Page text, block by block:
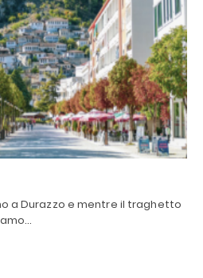
a Durazzo e mentre il traghetto